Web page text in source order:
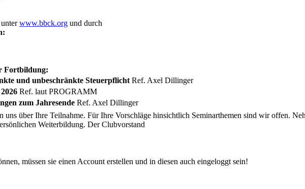
unterwww.bbck.org und durch
Fortbildung:
und unbeschränkte SteuerpflichtRef. Axel Dillinger
Ref. laut PROGRAMM
zum Jahresende Ref. Axel Dillinger
uns über Ihre Teilnahme. Für Ihre Vorschläge hinsichtlich Seminarthemen sind wir offen.
Weiterbildung. Der Clubvorstand
müssen sie einen Account erstellen und in diesen auch eingeloggt sein!